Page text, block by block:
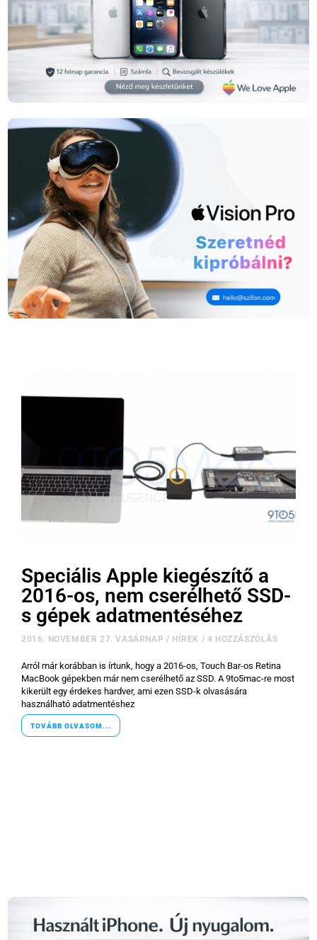
Speciális Apple kiegészítő a
2016-os, nem cserélhető SSD-
s gépek adatmentéséhez
2016. NOVEMBER 27. VASÁRNAP / HÍREK / 4 HOZZÁSZÓLÁS
Arról már korábban is írtunk, hogy a 2016-os, Touch Bar-os Retina
MacBook gépekben már nem cserélhető az SSD. A 9to5mac-re most
kikerült egy érdekes hardver, ami ezen SSD-k olvasására
használható adatmentéshez
TOVÁBB OLVASOM...